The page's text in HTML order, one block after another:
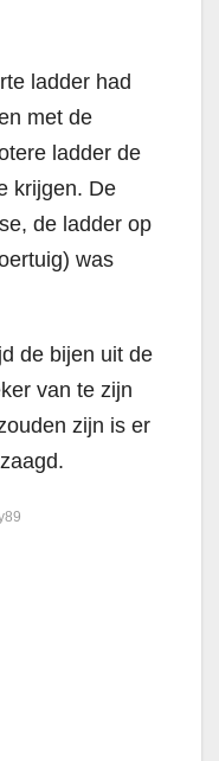
ladder had
met de
ladder de
krijgen. De
de ladder op
was
de bijen uit de
van te zijn
zijn is er